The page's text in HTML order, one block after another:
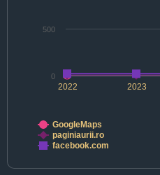
2022 2023
0
500
GoogleMaps
paginiaurii.ro
facebook.com